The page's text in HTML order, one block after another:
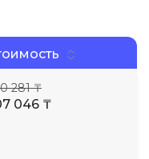
281 ₸
046 ₸